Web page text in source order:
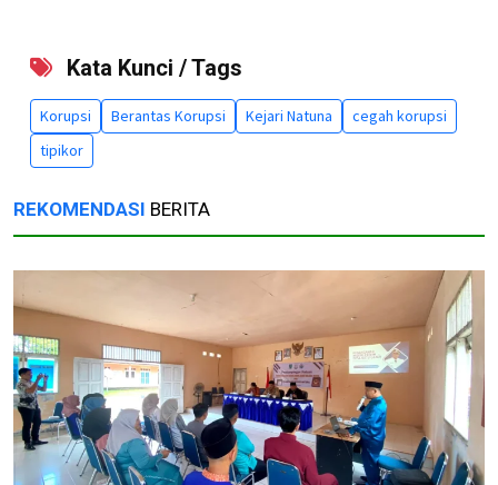
Kata Kunci / Tags
Korupsi Berantas Korupsi Kejari Natuna
cegah korupsi
tipikor
REKOMENDASI BERITA